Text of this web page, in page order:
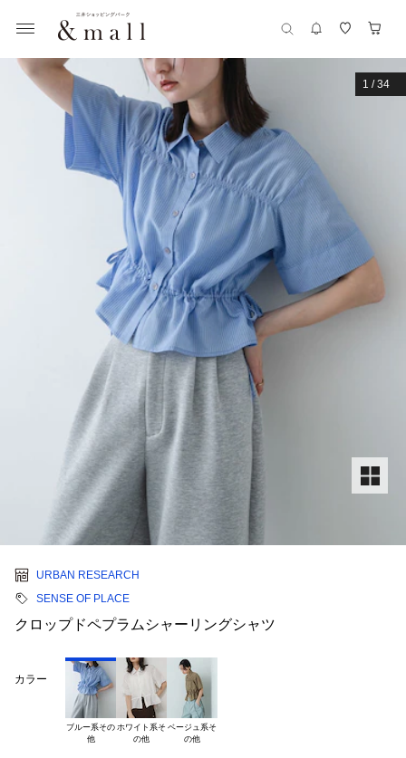
1 /34
URBAN RESEARCH
SENSE OF PLACE
クロップドペプラムシャーリングシャツ
カラー
ブルー系その
他
ホワイト系そ ベージュ系そ